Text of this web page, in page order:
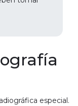
especial.